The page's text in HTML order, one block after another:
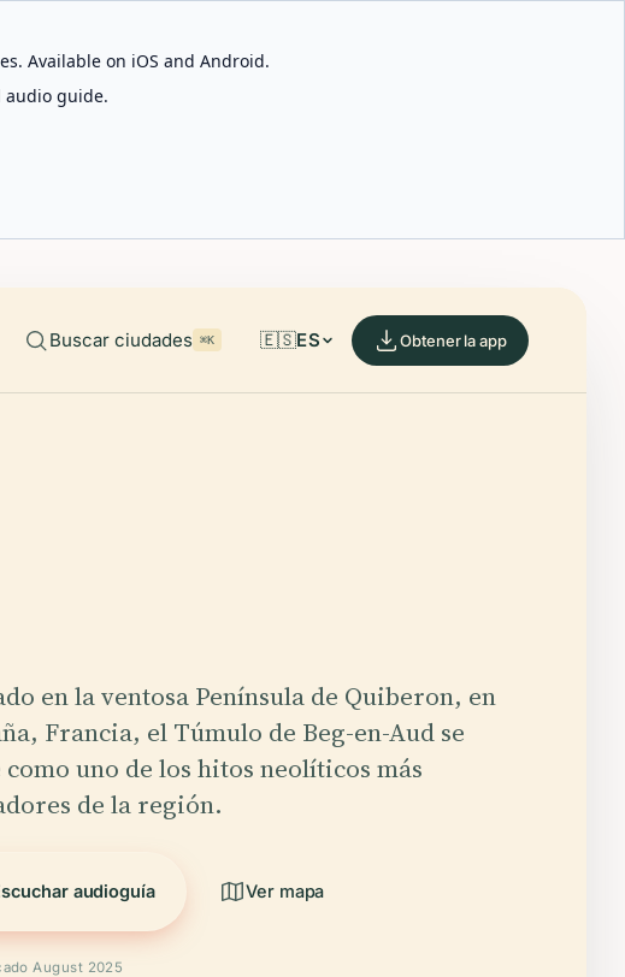
Available on iOS and Android.
audio guide.
Buscar ciudades ⌘K 🇪🇸ES Obtener la app
en la ventosa Península de Quiberon, en
Francia, el Túmulo de Beg-en-Aud se
uno de los hitos neolíticos más
de la región.
audioguía Ver mapa
August 2025